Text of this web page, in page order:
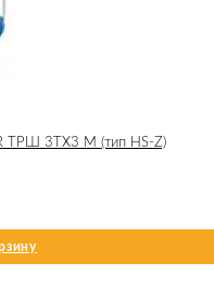
ТРШ 3ТХ3 М (тип HS-Z)